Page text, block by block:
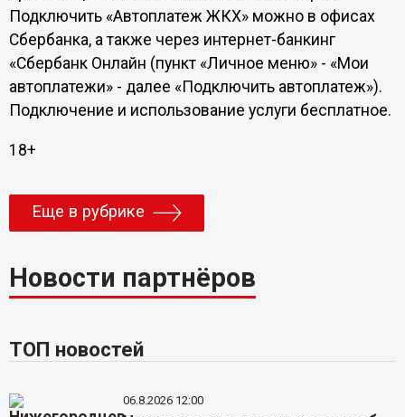
Подключить «Автоплатеж ЖКХ» можно в офисах
Сбербанка, а также через интернет-банкинг
«Сбербанк Онлайн (пункт «Личное меню» - «Мои
автоплатежи» - далее «Подключить автоплатеж»).
Подключение и использование услуги бесплатное.
18+
Еще в рубрике
Новости партнёров
ТОП новостей
06.8.2026 12:00